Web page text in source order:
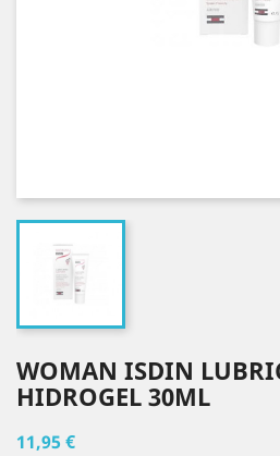
WOMAN ISDIN
HIDROGEL 30ML
11,95 €